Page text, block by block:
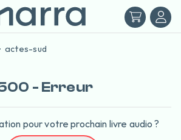
actes-sud
- Erreur
pour votre prochain livre audio ?